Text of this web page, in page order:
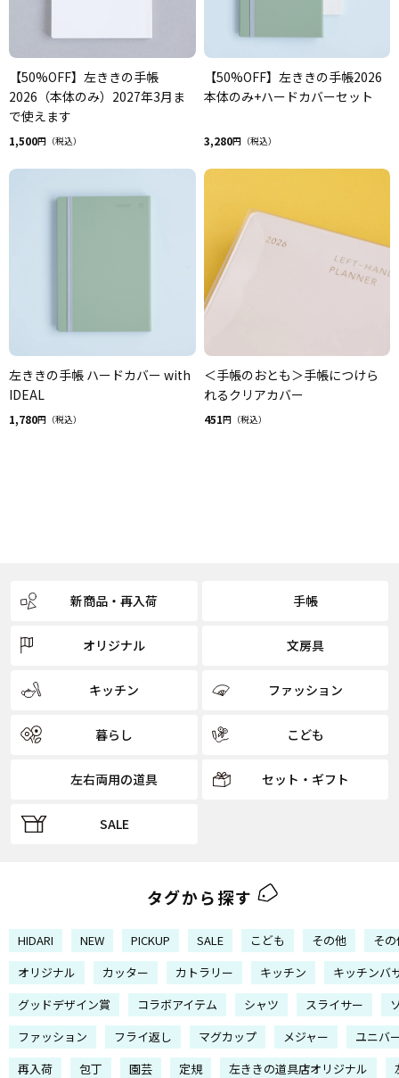
【50%OFF】左ききの手帳
2026（本体のみ）2027年3月ま
で使えます
1,500円（税込）
【50%OFF】左ききの手帳2026
本体のみ+ハードカバーセット
3,280円（税込）
左ききの手帳 ハードカバー with
IDEAL
1,780円（税込）
＜手帳のおとも＞手帳につけら
れるクリアカバー
451円（税込）
新商品・再入荷 手帳
オリジナル 文房具
キッチン ファッション
暮らし こども
左右両用の道具 セット・ギフト
SALE
タグから探す
HIDARI NEW PICKUP SALE こども その他
そ
オリジナル
カッター カトラリー キッチン
キッチンバ
グッドデザイン賞
コラボアイテム シャツ スライサー
ファッション
フライ返し マグカップ メジャー
ユニバ
再入荷
包丁 園芸 定規 左ききの道具店オリジナル